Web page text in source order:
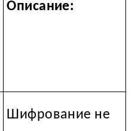
Описание:
Шифрование не